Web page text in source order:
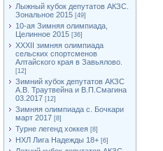
Лыжный кубок депутатов АКЗС.
Зональное 2015 [49]
10-ая Зимняя олимпиада,
Целинное 2015 [36]
XXXII зимняя олимпиада
сельских спортсменов
Алтайского края в Завьялово.
[12]
Зимний кубок депутатов АКЗС
А.В. Траутвейна и В.П.Смагина
03.2017 [12]
Зимняя олимпиада с. Бочкари
март 2017 [8]
Турне легенд хоккея [8]
НХЛ Лига Надежды 18+ [6]